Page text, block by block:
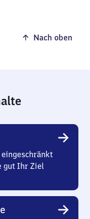
Nach oben
gut Ihr Ziel